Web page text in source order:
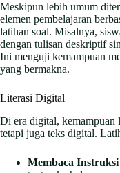
Meskipun lebih umum
elemen pembelajaran
latihan soal. Misalnya,
dengan tulisan deskriptif
Ini menguji kemampuan
yang bermakna.
Literasi Digital
Di era digital, kemampuan
tetapi juga teks digital.
Membaca